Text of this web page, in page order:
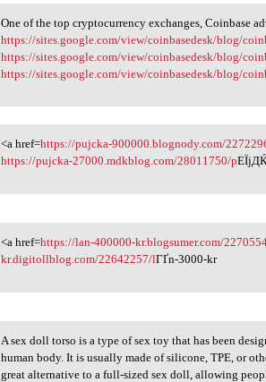
One of the top cryptocurrency
One of the top cryptocurrency exchanges, Coinbase
https://sites.google.com/view/coinbasedesk/blog/
https://sites.google.com/view/coinbasedesk/blog/
https://sites.google.com/view/coinbasedesk/blog/
<a href=https://pujcka-900000
<a href=https://pujcka-900000.blognody.com/
https://pujcka-27000.mdkblog.com/28011750/p
<a href=https://lan-400000-kr
<a href=https://lan-400000-kr.blogsumer.com/
kr.digitollblog.com/22642257/lГҐn-3000-kr
A sex doll torso is a type of
A sex doll torso is a type of sex toy that has been
human body. It is usually made of silicone, TPE, or
great alternative to a full-sized sex doll, allowing